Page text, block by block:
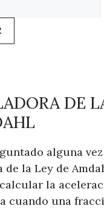
DE
alguna
de la Ley de
la
cuando una